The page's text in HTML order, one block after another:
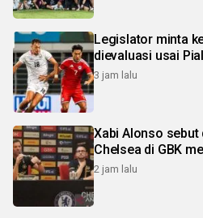
Legislator minta
dievaluasi usai
3 jam lalu
Xabi Alonso
Chelsea di GBK
2 jam lalu